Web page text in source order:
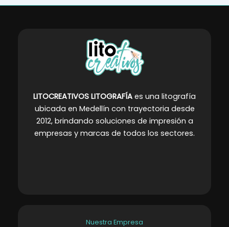
LITOCREATIVOS LITOGRAFÍA es una litografía
ubicada en Medellín con trayectoria desde
2012, brindando soluciones de impresión a
empresas y marcas de todos los sectores.
Nuestra Empresa